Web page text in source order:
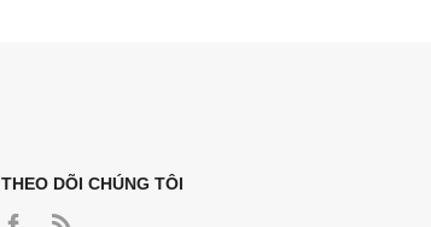
THEO DÕI CHÚNG TÔI